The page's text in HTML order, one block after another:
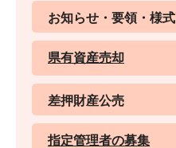
お知らせ・要領・様式
県有資産売却
差押財産公売
指定管理者の募集